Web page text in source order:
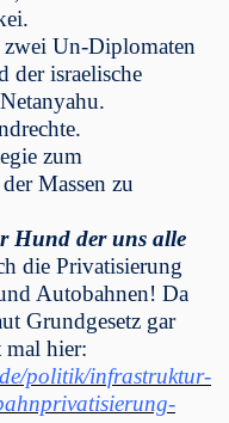
zwei Un-Diplomaten
der israelische
zum
Massen zu
Hund der uns alle
die Privatisierung
Autobahnen! Da
Grundgesetz gar
mal hier:
politik/infrastruktur-